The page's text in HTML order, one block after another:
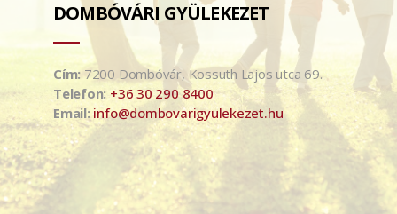
DOMBÓVÁRI GYÜLEKEZET
Cím: 7200 Dombóvár, Kossuth Lajos utca 69.
Telefon: +36 30 290 8400
Email:info@dombovarigyulekezet.hu